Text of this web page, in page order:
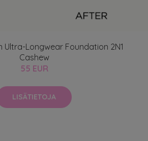
Ultra-Longwear Foundation 2N1
Cashew
55 EUR
LISÄTIETOJA